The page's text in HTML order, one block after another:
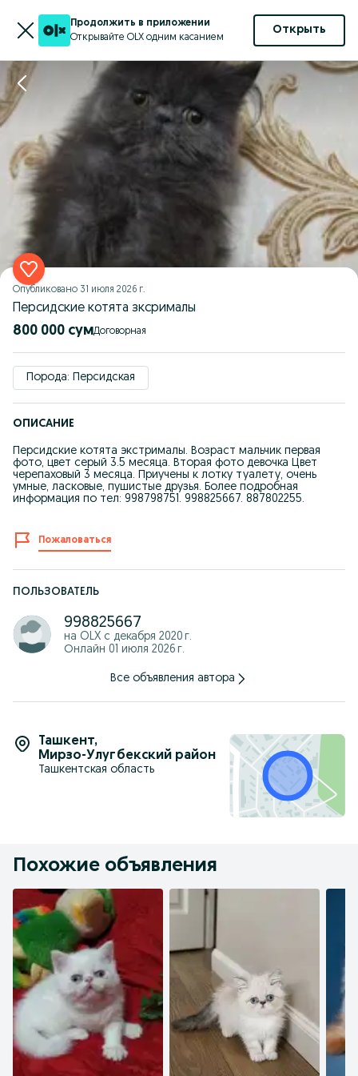
Продолжить в приложении
Открывайте OLX одним касанием
Открыть
Опубликовано 31 июля 2026 г.
Персидские котята зксрималы
800 000 сум Договорная
Порода: Персидская
ОПИСАНИЕ
Персидские котята экстрималы. Возраст мальчик первая
фото, цвет серый 3.5 месяца. Вторая фото девочка Цвет
черепаховый 3 месяца. Приучены к лотку туалету, очень
умные, ласковые, пушистые друзья. Более подробная
информация по тел: 998798751. 998825667. 887802255.
Пожаловаться
ПОЛЬЗОВАТЕЛЬ
998825667
на OLX с декабря 2020 г.
Онлайн 01 июля 2026 г.
Все объявления автора
Ташкент,
Мирзо-Улугбекский район
Ташкентская область
Похожие объявления